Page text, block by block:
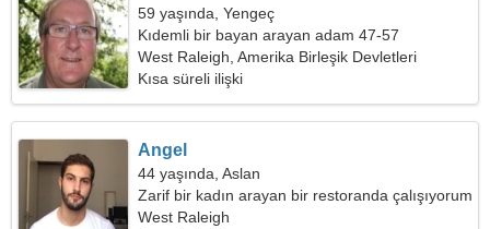
59 yaşında, Yengeç
Kıdemli bir bayan arayan adam 47-57
West Raleigh, Amerika Birleşik Devletleri
Kısa süreli ilişki
Angel
44 yaşında, Aslan
Zarif bir kadın arayan bir restoranda çalışıyorum
West Raleigh